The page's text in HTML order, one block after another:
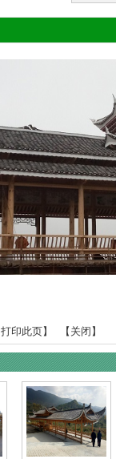
打印此页】 【 关闭 】